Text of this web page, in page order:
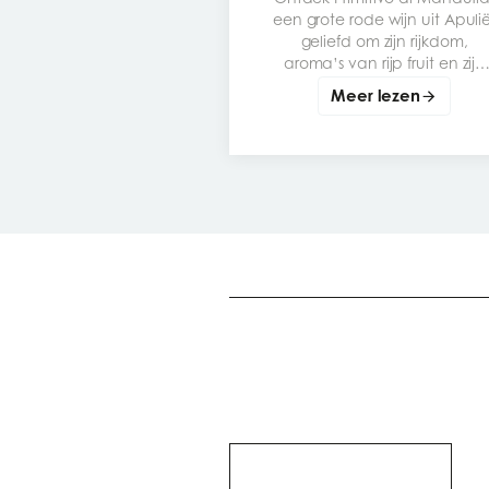
een grote rode wijn uit
geliefd om zijn rijkdom,
aroma’s van rijp fruit en zijn
emblematische druivensoort
Meer lezen